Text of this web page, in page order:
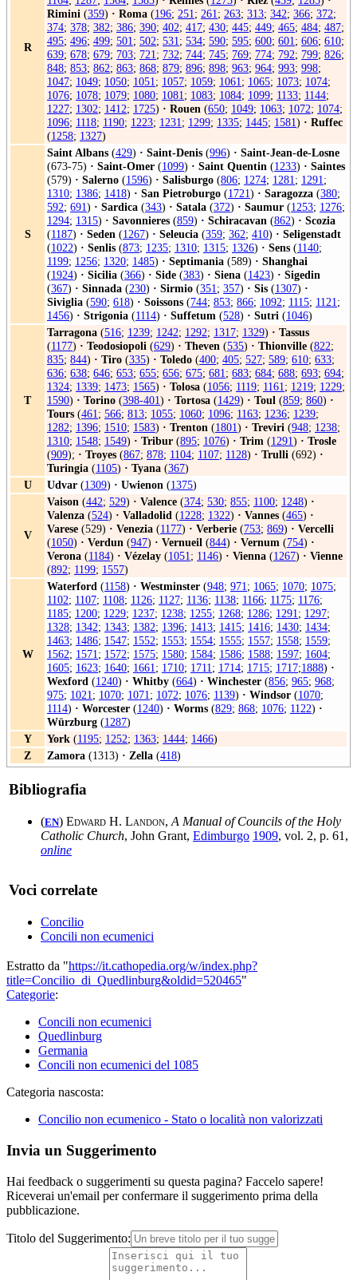
R
Rimini (359) · Roma (196; 251; 261; 263; 313; 342; 366; 372;
374; 378; 382; 386; 390; 402; 417; 430; 445; 449; 465; 484; 487;
495; 496; 499; 501; 502; 531; 534; 590; 595; 600; 601; 606; 610;
639; 678; 679; 703; 721; 732; 744; 745; 769; 774; 792; 799; 826;
848; 853; 862; 863; 868; 879; 896; 898; 963; 964; 993; 998;
1047; 1049; 1050; 1051; 1057; 1059; 1061; 1065; 1073; 1074;
1076; 1078; 1079; 1080; 1081; 1083; 1084; 1099; 1133; 1144;
1227; 1302; 1412; 1725) · Rouen (650; 1049; 1063; 1072; 1074;
1096; 1118; 1190; 1223; 1231; 1299; 1335; 1445; 1581) · Ruffec
(1258; 1327)
S
Saint Albans (429) · Saint-Denis (996) · Saint-Jean-de-Losne
(673-75) · Saint-Omer (1099) · Saint Quentin (1233) · Saintes
(579) · Salerno (1596) · Salisburgo (806; 1274; 1281; 1291;
1310; 1386; 1418) · San Pietroburgo (1721) · Saragozza (380;
592; 691) · Sardica (343) · Satala (372) · Saumur (1253; 1276;
1294; 1315) · Savonnieres (859) · Schiracavan (862) · Scozia
(1187) · Seden (1267) · Seleucia (359; 362; 410) · Seligenstadt
(1022) · Senlis (873; 1235; 1310; 1315; 1326) · Sens (1140;
1199; 1256; 1320; 1485) · Septimania (589) · Shanghai
(1924) · Sicilia (366) · Side (383) · Siena (1423) · Sigedin
(367) · Sinnada (230) · Sirmio (351; 357) · Sis (1307) ·
Siviglia (590; 618) · Soissons (744; 853; 866; 1092; 1115; 1121;
1456) · Strigonia (1114) · Suffetum (528) · Sutri (1046)
T
Tarragona (516; 1239; 1242; 1292; 1317; 1329) · Tassus
(1177) · Teodosiopoli (629) · Theven (535) · Thionville (822;
835; 844) · Tiro (335) · Toledo (400; 405; 527; 589; 610; 633;
636; 638; 646; 653; 655; 656; 675; 681; 683; 684; 688; 693; 694;
1324; 1339; 1473; 1565) · Tolosa (1056; 1119; 1161; 1219; 1229;
1590) · Torino (398-401) · Tortosa (1429) · Toul (859; 860) ·
Tours (461; 566; 813; 1055; 1060; 1096; 1163; 1236; 1239;
1282; 1396; 1510; 1583) · Trenton (1801) · Treviri (948; 1238;
1310; 1548; 1549) · Tribur (895; 1076) · Trim (1291) · Trosle
(909); · Troyes (867; 878; 1104; 1107; 1128) · Trulli (692) ·
Turingia (1105) · Tyana (367)
U
Udvar (1309) · Uwienon (1375)
V
Vaison (442; 529) · Valence (374; 530; 855; 1100; 1248) ·
Valenza (524) · Valladolid (1228; 1322) · Vannes (465) ·
Varese (529) · Venezia (1177) · Verberie (753; 869) · Vercelli
(1050) · Verdun (947) · Vernueil (844) · Vernum (754) ·
Verona (1184) · Vézelay (1051; 1146) · Vienna (1267) · Vienne
(892; 1199; 1557)
W
Waterford (1158) · Westminster (948; 971; 1065; 1070; 1075;
1102; 1107; 1108; 1126; 1127; 1136; 1138; 1166; 1175; 1176;
1185; 1200; 1229; 1237; 1238; 1255; 1268; 1286; 1291; 1297;
1328; 1342; 1343; 1382; 1396; 1413; 1415; 1416; 1430; 1434;
1463; 1486; 1547; 1552; 1553; 1554; 1555; 1557; 1558; 1559;
1562; 1571; 1572; 1575; 1580; 1584; 1586; 1588; 1597; 1604;
1605; 1623; 1640; 1661; 1710; 1711; 1714; 1715; 1717;1888) ·
Wexford (1240) · Whitby (664) · Winchester (856; 965; 968;
975; 1021; 1070; 1071; 1072; 1076; 1139) · Windsor (1070;
1114) · Worcester (1240) · Worms (829; 868; 1076; 1122) ·
Würzburg (1287)
Y
York (1195; 1252; 1363; 1444; 1466)
Z
Zamora (1313) · Zella (418)
Bibliografia
(EN) Edward H. Landon,A Manual of Councils of the Holy
Catholic Church, John Grant, Edimburgo 1909, vol. 2, p. 61,
online
Voci correlate
Concilio
Concili non ecumenici
Estratto da "https://it.cathopedia.org/w/index.php?
title=Concilio_di_Quedlinburg&oldid=520465"
Categorie:
Concili non ecumenici
Quedlinburg
Germania
Concili non ecumenici del 1085
Categoria nascosta:
Concilio non ecumenico - Stato o località non valorizzati
Invia un Suggerimento
Hai feedback o suggerimenti su questa pagina? Faccelo sapere!
Riceverai un'email per confermare il suggerimento prima della
pubblicazione.
Titolo del Suggerimento: